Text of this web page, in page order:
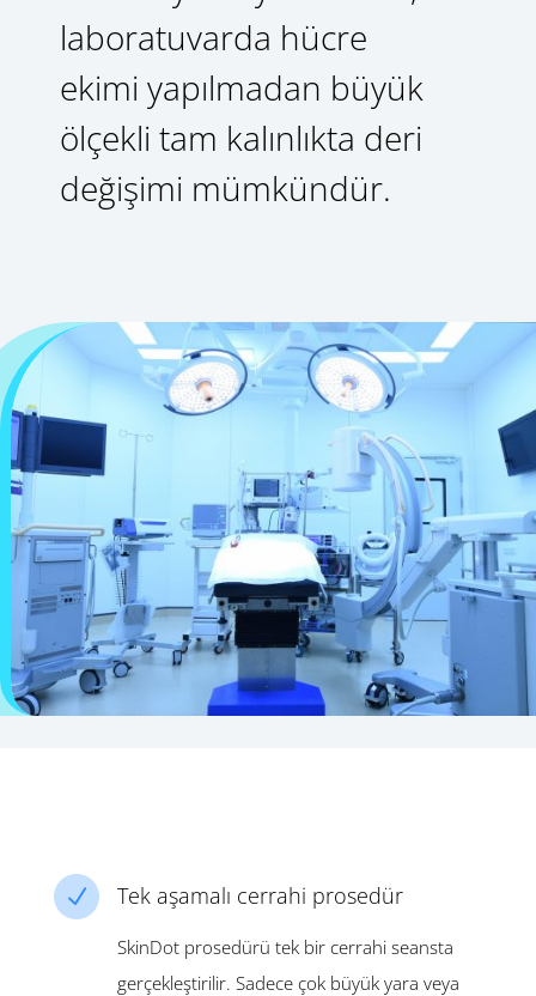
laboratuvarda hücre
ekimi yapılmadan büyük
ölçekli tam kalınlıkta deri
değişimi mümkündür.
N Tek aşamalı cerrahi prosedür
SkinDot prosedürü tek bir cerrahi seansta
gerçekleştirilir. Sadece çok büyük yara veya